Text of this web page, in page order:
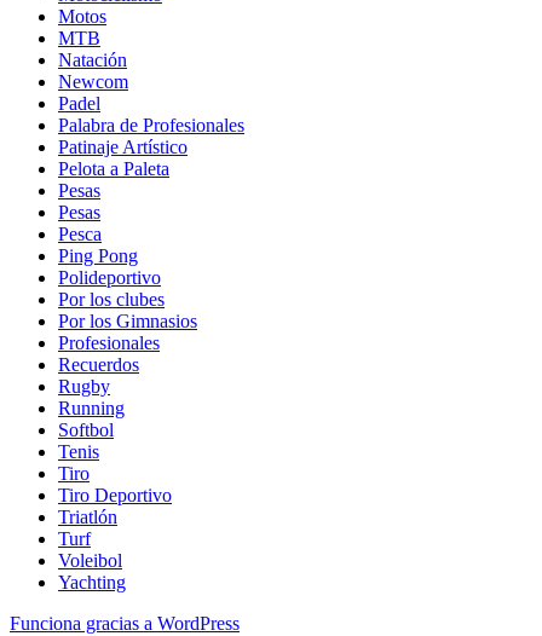
Motos
MTB
Natación
Newcom
Padel
Palabra de Profesionales
Patinaje Artístico
Pelota a Paleta
Pesas
Pesas
Pesca
Ping Pong
Polideportivo
Por los clubes
Por los Gimnasios
Profesionales
Recuerdos
Rugby
Running
Softbol
Tenis
Tiro
Tiro Deportivo
Triatlón
Turf
Voleibol
Yachting
Funciona gracias a WordPress